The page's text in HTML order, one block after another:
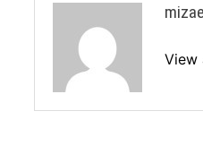
View